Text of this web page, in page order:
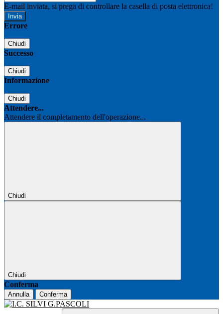
E-mail inviata, si prega di controllare la casella di posta elettronica!
Errore
Chiudi
Successo
Chiudi
Informazione
Chiudi
Attendere...
Attendere il completamento dell'operazione...
Chiudi
Chiudi
Conferma
Annulla Conferma